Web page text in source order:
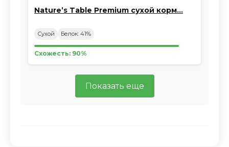
Nature’s Table Premium сухой корм…
Сухой Белок: 41%
Схожесть: 90%
Показать еще